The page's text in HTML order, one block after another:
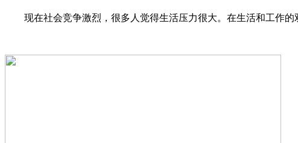
现在社会竞争激烈，很多人觉得生活压力很大。在生活和工作的